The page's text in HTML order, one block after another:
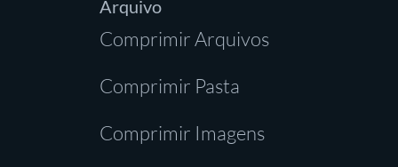
Arquivo
Comprimir Arquivos
Comprimir Pasta
Comprimir Imagens